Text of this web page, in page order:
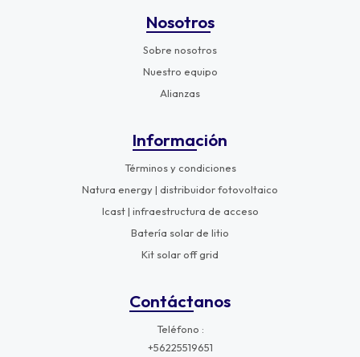
Nosotros
Sobre nosotros
Nuestro equipo
Alianzas
Información
Términos y condiciones
Natura energy | distribuidor fotovoltaico
Icast | infraestructura de acceso
Batería solar de litio
Kit solar off grid
Contáctanos
Teléfono
+56225519651